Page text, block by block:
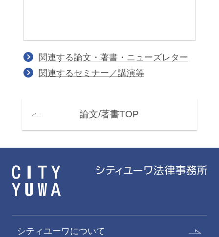
関連する論文・著書・ニューズレター
関連するセミナー／講演等
論文/著書TOP
シティユーワについて